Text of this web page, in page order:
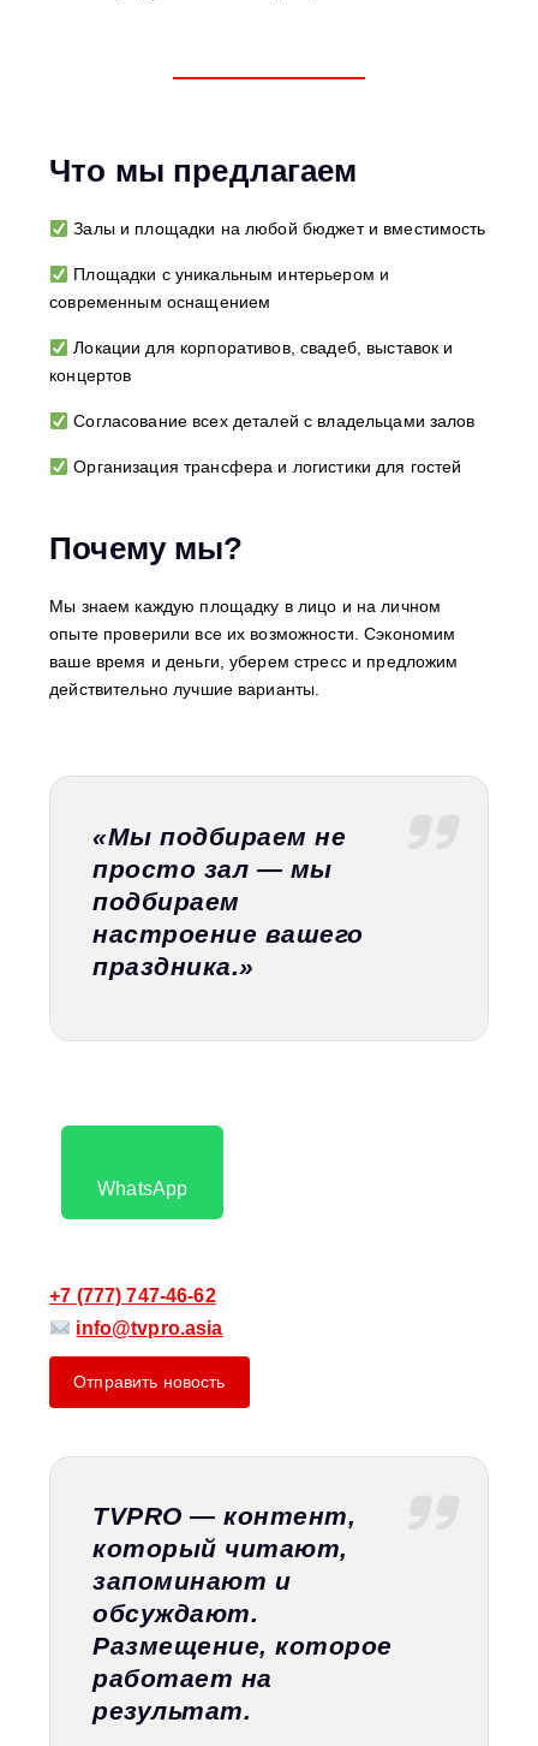
Что мы предлагаем
Залы и площадки на любой бюджет и вместимость
Площадки с уникальным интерьером и
современным оснащением
Локации для корпоративов, свадеб, выставок и
концертов
Согласование всех деталей с владельцами залов
Организация трансфера и логистики для гостей
Почему мы?
Мы знаем каждую площадку в лицо и на личном
опыте проверили все их возможности. Сэкономим
ваше время и деньги, уберем стресс и предложим
действительно лучшие варианты.
«Мы подбираем не
просто зал — мы
подбираем
настроение вашего
праздника.»
WhatsApp
+7 (777) 747-46-62
info@tvpro.asia
Отправить новость
TVPRO — контент,
который читают,
запоминают и
обсуждают.
Размещение, которое
работает на
результат.